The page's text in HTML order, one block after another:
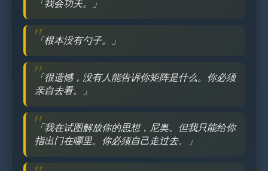
「我会功夫。」
「根本没有勺子。」
「很遗憾，没有人能告诉你矩阵是什么。你必须
亲自去看。」
「我在试图解放你的思想，尼奥。但我只能给你
指出门在哪里。你必须自己走过去。」